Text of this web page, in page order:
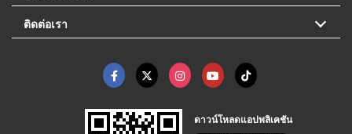
ติดต่อเรา
ดาวน์โหลดแอปพลิเคชัน